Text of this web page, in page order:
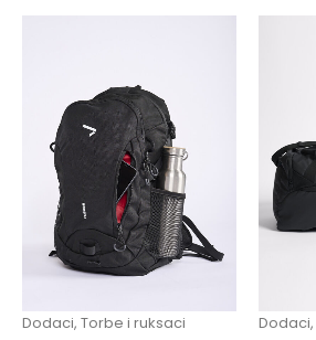
Dodaci, Torbe i ruksaci
Dodaci,